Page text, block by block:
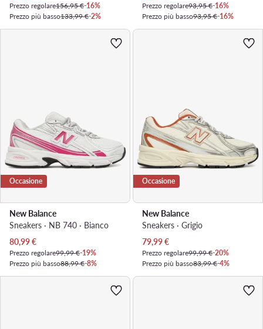
Prezzo regolare156,95 €-16%
Prezzo più basso133,99 €-2%
Prezzo regolare93,95 €-16%
Prezzo più basso93,95 €-16%
Occasione
New Balance
Sneakers · NB 740 · Bianco
Prezzo attuale
80,99€
Prezzo regolare99,99 €-19%
Prezzo più basso88,99 €-8%
Occasione
New Balance
Sneakers · Grigio
Prezzo attuale
79,99€
Prezzo regolare99,99 €-20%
Prezzo più basso83,99 €-4%